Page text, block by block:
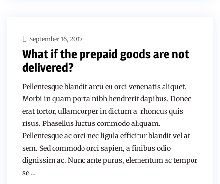
September 16, 2017
What if the prepaid goods are not
delivered?
Pellentesque blandit arcu eu orci venenatis aliquet.
Morbi in quam porta nibh hendrerit dapibus. Donec
erat tortor, ullamcorper in dictum a, rhoncus quis
risus. Phasellus luctus commodo aliquam.
Pellentesque ac orci nec ligula efficitur blandit vel at
sem. Sed commodo orci sapien, a finibus odio
dignissim ac. Nunc ante purus, elementum ac tempor
se …